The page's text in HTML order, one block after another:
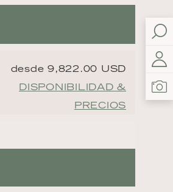
desde 9,822.00 USD
DISPONIBILIDAD &
PRECIOS